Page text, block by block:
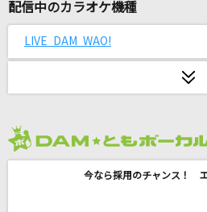
[生音]桜
コブクロ
ゆず
[生音]あふれる涙が伝うとき
配信中のカラオケ機種
LIVE DAM WAO!
今なら採用のチャンス！